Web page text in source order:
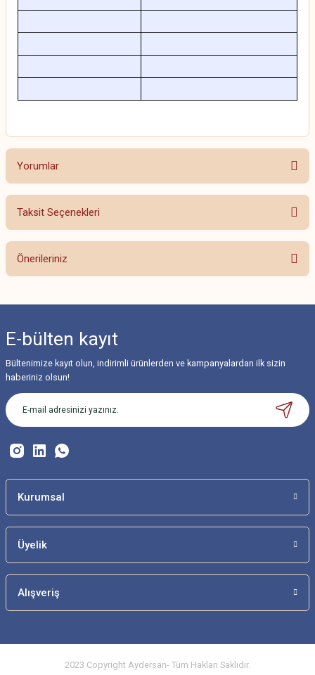
Yorumlar
Bu ürüne ilk yorumu siz yapın!
Taksit Seçenekleri
Önerileriniz
Görüş ve önerileriniz için teşekkür ederiz.
Ürün resmi kalitesiz, bozuk veya görüntülenemiyor.
Ürün açıklamasında eksik bilgiler bulunuyor.
Ürün bilgilerinde hatalar bulunuyor.
Bu ürüne benzer farklı alternatifler olmalı.
E-bülten kayıt
Bültenimize kayıt olun, indirimli ürünlerden ve kampanyalardan ilk sizin
haberiniz olsun!
Kurumsal
Üyelik
Alışveriş
2023 Copyright Aydersan- Tüm Hakları Saklıdır.